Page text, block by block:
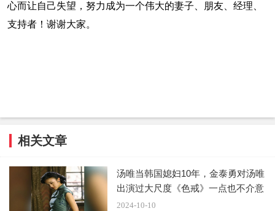
心而让自己失望，努力成为一个伟大的妻子、朋友、经理、
支持者！谢谢大家。
相关文章
汤唯当韩国媳妇10年，金泰勇对汤唯
出演过大尺度《色戒》一点也不介意
2024-10-10